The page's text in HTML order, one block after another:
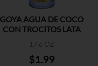
GOYA AGUA DE COCO
CON TROCITOS LATA
17.6 OZ
$1.99